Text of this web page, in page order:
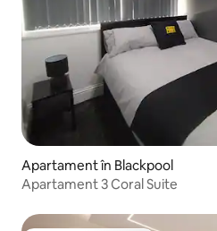
Apartament în Blackpool
Apartament 3 Coral Suite